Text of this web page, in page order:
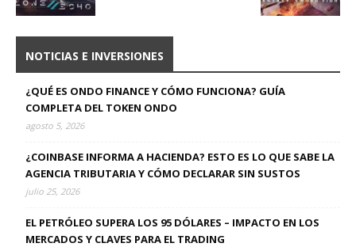
NOTICIAS E INVERSIONES
¿QUÉ ES ONDO FINANCE Y CÓMO FUNCIONA? GUÍA
COMPLETA DEL TOKEN ONDO
agosto 5, 2026
¿COINBASE INFORMA A HACIENDA? ESTO ES LO QUE SABE LA
AGENCIA TRIBUTARIA Y CÓMO DECLARAR SIN SUSTOS
julio 25, 2026
EL PETRÓLEO SUPERA LOS 95 DÓLARES – IMPACTO EN LOS
MERCADOS Y CLAVES PARA EL TRADING